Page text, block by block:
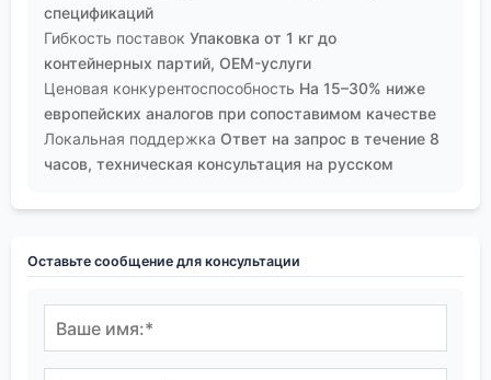
спецификаций
Гибкость поставок Упаковка от 1 кг до
контейнерных партий, OEM-услуги
Ценовая конкурентоспособность На 15–30% ниже
европейских аналогов при сопоставимом качестве
Локальная поддержка Ответ на запрос в течение 8
часов, техническая консультация на русском
Оставьте сообщение для консультации